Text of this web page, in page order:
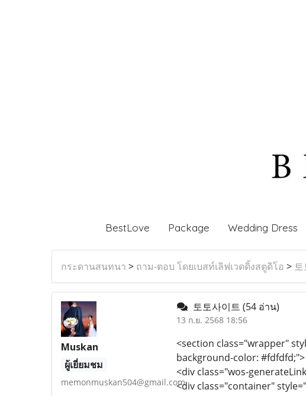
BestLove Package Wedding Dress
กระดานสนทนา > ถาม-ตอบ โดยเบสท์เลิฟเวดดิ้งสตูดิโอ >
Muskan
ผู้เยี่ยมชม
memonmuskan504@gmail.com
토토사이트 (54 อ่าน)
13 ก.ย. 2568 18:56
<section class="wrapper"
background-color: #fdfdfd;">
<div class="wos-
<div class="container"